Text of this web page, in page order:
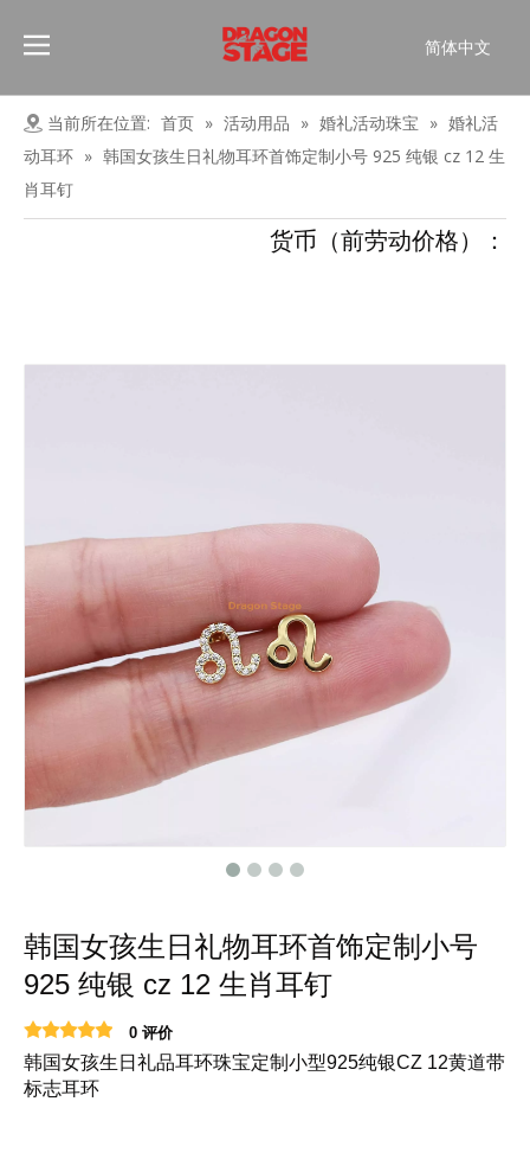
简体中文
Pусский
Español
العربية
English
当前所在位置: 首页 » 活动用品 » 婚礼活动珠宝 » 婚礼活
动耳环 » 韩国女孩生日礼物耳环首饰定制小号 925 纯银 cz 12 生
肖耳钉
货币（前劳动价格）：
韩国女孩生日礼物耳环首饰定制小号
925 纯银 cz 12 生肖耳钉
0 评价
韩国女孩生日礼品耳环珠宝定制小型925纯银CZ 12黄道带
标志耳环